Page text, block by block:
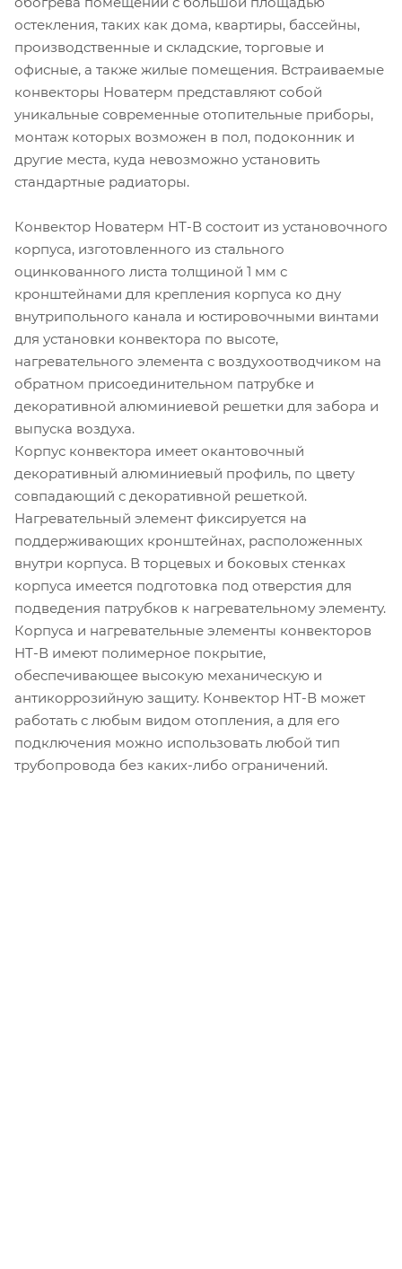
остекления, таких как дома, квартиры, бассейны,
производственные и складские, торговые и
офисные, а также жилые помещения. Встраиваемые
конвекторы Новатерм представляют собой
уникальные современные отопительные приборы,
монтаж которых возможен в пол, подоконник и
другие места, куда невозможно установить
стандартные радиаторы.
Конвектор Новатерм НТ-В состоит из установочного
корпуса, изготовленного из стального
оцинкованного листа толщиной 1 мм с
кронштейнами для крепления корпуса ко дну
внутрипольного канала и юстировочными винтами
для установки конвектора по высоте,
нагревательного элемента с воздухоотводчиком на
обратном присоединительном патрубке и
декоративной алюминиевой решетки для забора и
выпуска воздуха.
Корпус конвектора имеет окантовочный
декоративный алюминиевый профиль, по цвету
совпадающий с декоративной решеткой.
Нагревательный элемент фиксируется на
поддерживающих кронштейнах, расположенных
внутри корпуса. В торцевых и боковых стенках
корпуса имеется подготовка под отверстия для
подведения патрубков к нагревательному элементу.
Корпуса и нагревательные элементы конвекторов
НТ-В имеют полимерное покрытие,
обеспечивающее высокую механическую и
антикоррозийную защиту. Конвектор НТ-В может
работать с любым видом отопления, а для его
подключения можно использовать любой тип
трубопровода без каких-либо ограничений.